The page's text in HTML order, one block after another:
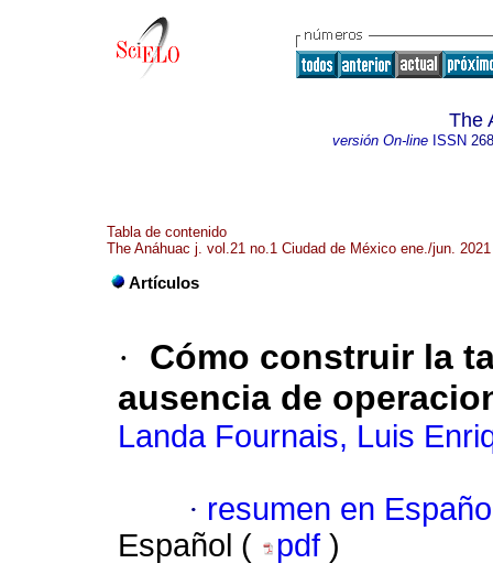
The
versión On-lineISSN
Tabla de contenido
The Anáhuac j. vol.21 no.1 Ciudad de México ene./jun. 2021
Artículos
·
Cómo construir la
ausencia de
Landa Fournais, Luis
· resumen en
Español (
pdf )